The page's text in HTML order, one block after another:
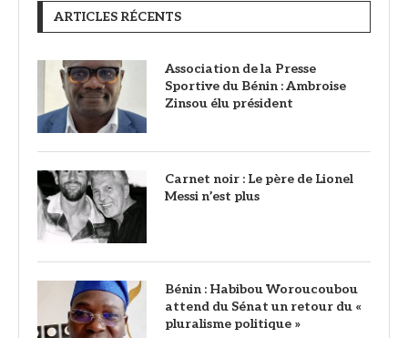
ARTICLES RÉCENTS
Association de la Presse
Sportive du Bénin : Ambroise
Zinsou élu président
Carnet noir : Le père de Lionel
Messi n’est plus
Bénin : Habibou Woroucoubou
attend du Sénat un retour du «
pluralisme politique »